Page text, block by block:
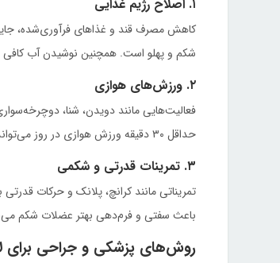
۱. اصلاح رژیم غذایی
کاهش مصرف قند و غذاهای فرآوری‌شده،
شکم و پهلو است. همچنین نوشیدن آب کافی
۲. ورزش‌های هوازی
فعالیت‌هایی مانند دویدن، شنا،
حداقل ۳۰ دقیقه ورزش هوازی در روز می‌تواند به کاهش قابل‌توجه چربی شکمی منجر شود.
۳. تمرینات قدرتی و شکمی
تمریناتی مانند کرانچ، پلانک و حرکات
باعث سفتی و فرم‌دهی بهتر عضلات شکم
روش‌های پزشکی و جراحی برای